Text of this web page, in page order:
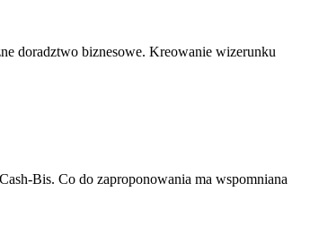
doradztwo biznesowe. Kreowanie wizerunku
Bis. Co do zaproponowania ma wspomniana